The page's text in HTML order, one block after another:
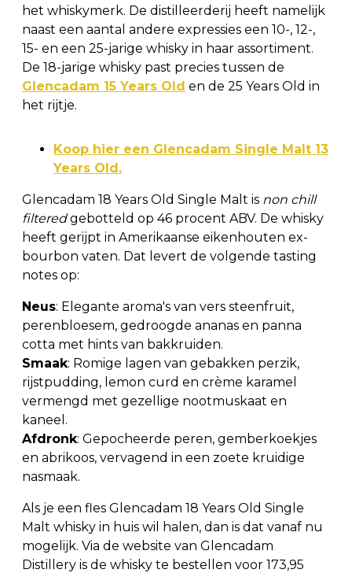
het whiskymerk. De distilleerderij heeft namelijk
naast een aantal andere expressies een 10-, 12-,
15- en een 25-jarige whisky in haar assortiment.
De 18-jarige whisky past precies tussen de
Glencadam 15 Years Old en de 25 Years Old in
het rijtje.
Koop hier een Glencadam Single Malt 13
Years Old.
Glencadam 18 Years Old Single Malt is non chill
filteredgebotteld op 46 procent ABV. De whisky
heeft gerijpt in Amerikaanse eikenhouten ex-
bourbon vaten. Dat levert de volgende tasting
notes op:
Neus: Elegante aroma's van vers steenfruit,
perenbloesem, gedroogde ananas en panna
cotta met hints van bakkruiden.
Smaak: Romige lagen van gebakken perzik,
rijstpudding, lemon curd en crème karamel
vermengd met gezellige nootmuskaat en
kaneel.
Afdronk: Gepocheerde peren, gemberkoekjes
en abrikoos, vervagend in een zoete kruidige
nasmaak.
Als je een fles Glencadam 18 Years Old Single
Malt whisky in huis wil halen, dan is dat vanaf nu
mogelijk. Via de website van Glencadam
Distillery is de whisky te bestellen voor 173,95